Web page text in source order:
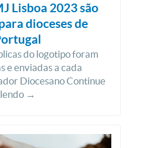
Lisboa 2023 são
dioceses de
do logotipo foram
e enviadas a cada
Diocesano Continue
lendo →